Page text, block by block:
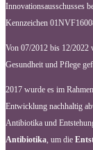
Innovationsausschusses
Kennzeichen
Von 07/2012 bis 12/2022
Gesundheit und Pflege
2017 wurde es im
Entwicklung nachhaltig
Antibiotika und
Antibiotika , um die